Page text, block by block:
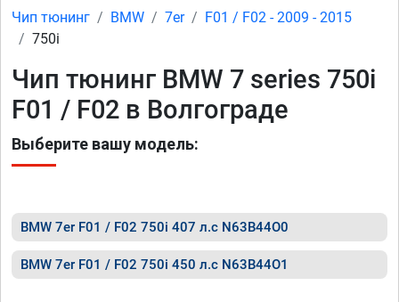
Чип тюнинг BMW 7er
F01 / F02 - 2009 - 2015
750i
Чип тюнинг BMW 7 series 750i
F01 / F02 в Волгограде
Выберите вашу модель:
BMW 7er F01 / F02 750i 407 л.с N63B44O0
BMW 7er F01 / F02 750i 450 л.с N63B44O1